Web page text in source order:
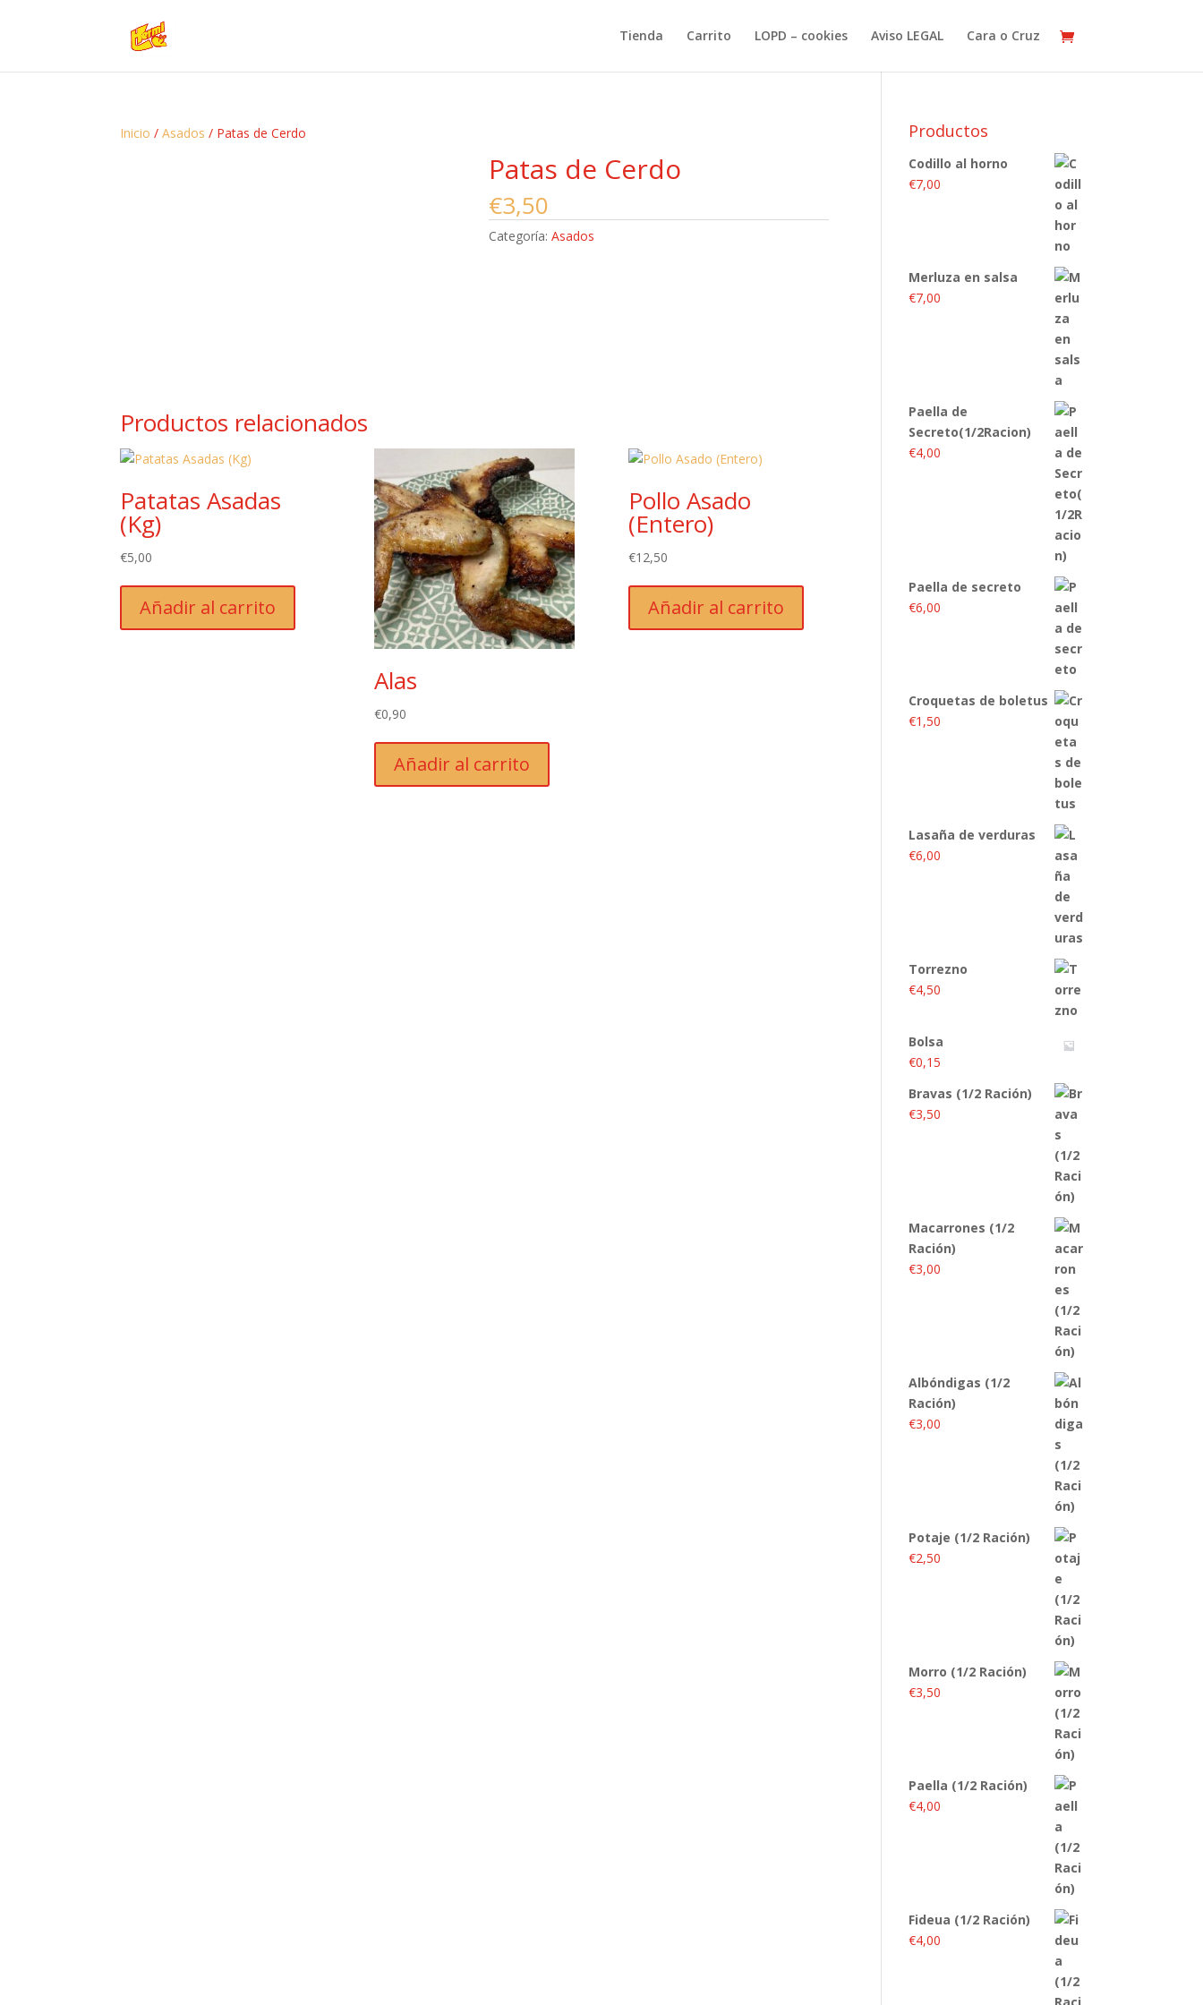
Tienda Carrito LOPD – cookies Aviso LEGAL Cara o Cruz
Inicio /Asados / Patas de Cerdo
Patas de Cerdo
€3,50
Categoría:Asados
Productos relacionados
Patatas Asadas
(Kg)
€5,00
Añadir al carrito
Alas
€0,90
Añadir al carrito
Pollo Asado
(Entero)
€12,50
Añadir al carrito
Productos
Codillo al horno
€7,00
Merluza en salsa
€7,00
Paella de
Secreto(1/2Racion)
€4,00
Paella de secreto
€6,00
Croquetas de boletus
€1,50
Lasaña de verduras
€6,00
Torrezno
€4,50
Bolsa
€0,15
Bravas (1/2 Ración)
€3,50
Macarrones (1/2
Ración)
€3,00
Albóndigas (1/2
Ración)
€3,00
Potaje (1/2 Ración)
€2,50
Morro (1/2 Ración)
€3,50
Paella (1/2 Ración)
€4,00
Fideua (1/2 Ración)
€4,00